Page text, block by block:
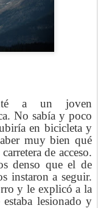
a un joven
No sabía y poco
en bicicleta y
muy bien qué
de acceso.
denso que el de
instaron a seguir.
y le explicó a la
lesionado y